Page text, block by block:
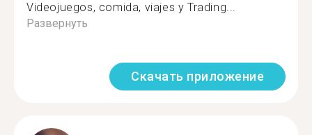
Videojuegos, comida, viajes y Trading...
Развернуть
Скачать приложение